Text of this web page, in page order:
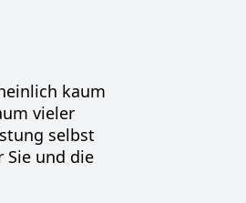
kaum
vieler
selbst
Sie und die